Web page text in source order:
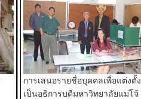
การเสนอรายชื่อบุคคลเพื่อแต่งตั้ง
เป็นอธิการบดีมหาวิทยาลัยแม่โจ้